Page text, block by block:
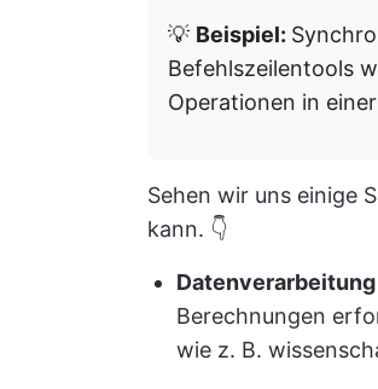
💡 Beispiel:
Befehlszeilentools
Operationen in
Sehen wir uns einige
kann. 👇
Berechnungen
wie z. B.